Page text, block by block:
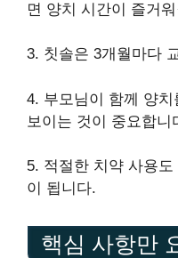
면 양치 시간이 즐거
3. 칫솔은 3개월마다
4. 부모님이 함께 양
보이는 것이 중요합니
5. 적절한 치약 사용
이 됩니다.
핵심 사항만